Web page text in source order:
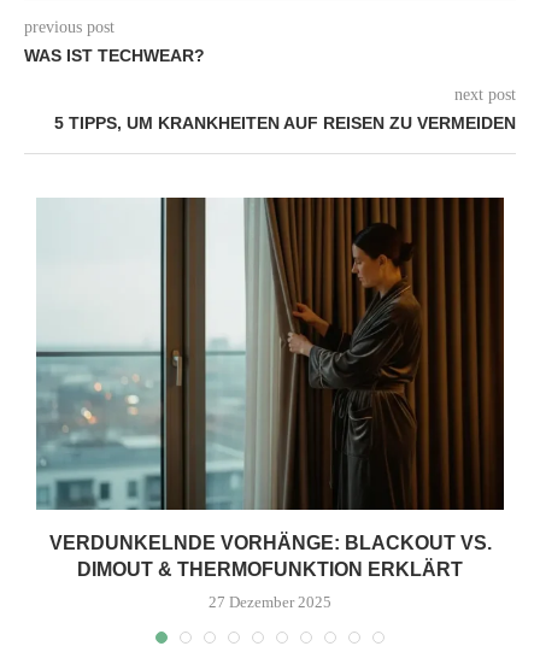
previous post
WAS IST TECHWEAR?
next post
5 TIPPS, UM KRANKHEITEN AUF REISEN ZU VERMEIDEN
VERDUNKELNDE VORHÄNGE: BLACKOUT VS.
DIMOUT & THERMOFUNKTION ERKLÄRT
27 Dezember 2025